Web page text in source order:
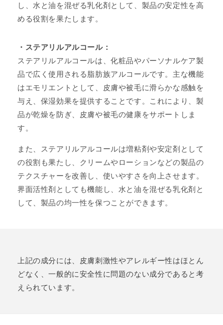
し、水と油を混ぜる乳化剤として、製品の安定性を高
める役割を果たします。
・ステアリルアルコール：
ステアリルアルコールは、化粧品やパーソナルケア製
品で広く使用される脂肪族アルコールです。主な機能
はエモリエントとして、皮膚や被毛に滑らかな感触を
与え、保湿効果を提供することです。これにより、製
品が乾燥を防ぎ、皮膚や被毛の健康をサポートしま
す。
また、ステアリルアルコールは増粘剤や安定剤として
の役割も果たし、クリームやローションなどの製品の
テクスチャーを改善し、使いやすさを向上させます。
界面活性剤としても機能し、水と油を混ぜる乳化剤と
して、製品の均一性を保つことができます。
上記の成分には、皮膚刺激性やアレルギー性はほとん
どなく、一般的に安全性に問題のない成分であると考
えられています。